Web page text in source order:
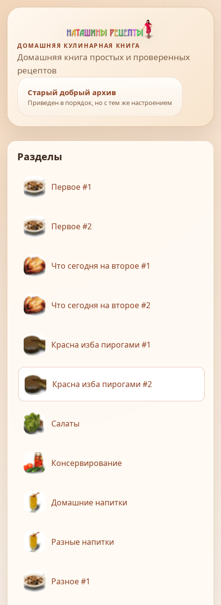
ДОМАШНЯЯ КУЛИНАРНАЯ КНИГА
Домашняя книга простых и проверенных
рецептов
Старый добрый архив
Приведен в порядок, но с тем же настроением
Разделы
Первое #1
Первое #2
Что сегодня на второе #1
Что сегодня на второе #2
Красна изба пирогами #1
Красна изба пирогами #2
Салаты
Консервирование
Домашние напитки
Разные напитки
Разное #1